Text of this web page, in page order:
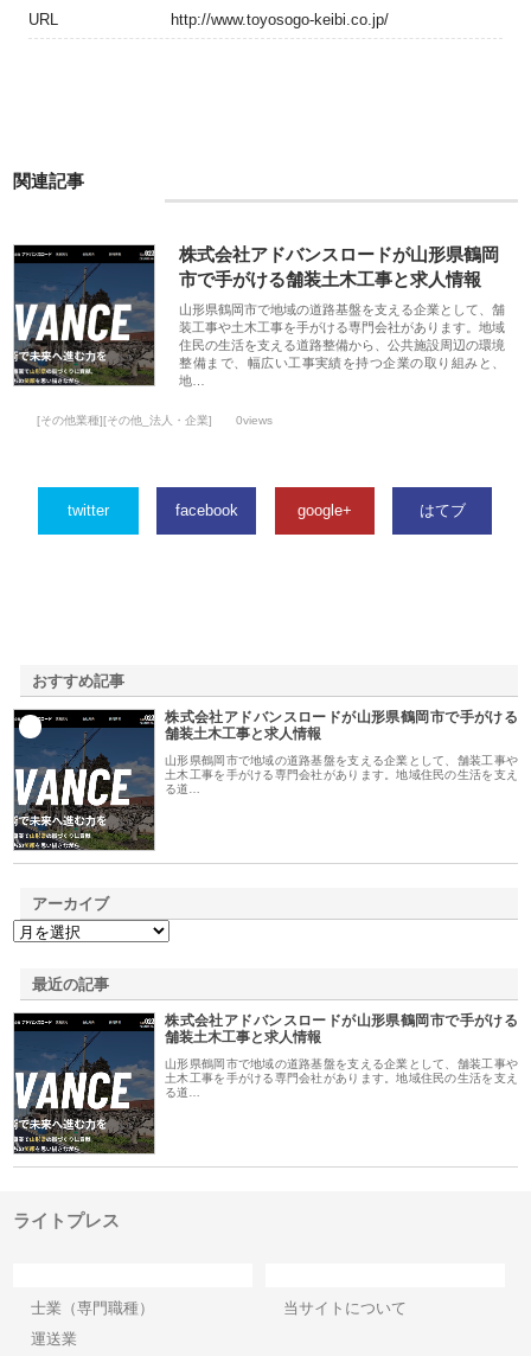
URL http://www.toyosogo-keibi.co.jp/
関連記事
株式会社アドバンスロードが山形県鶴岡
市で手がける舗装土木工事と求人情報
山形県鶴岡市で地域の道路基盤を支える企業として、舗
装工事や土木工事を手がける専門会社があります。地域
住民の生活を支える道路整備から、公共施設周辺の環境
整備まで、幅広い工事実績を持つ企業の取り組みと、
地…
[その他業種][その他_法人・企業] 0views
twitter facebook google+ はてブ
おすすめ記事
株式会社アドバンスロードが山形県鶴岡市で手がける
舗装土木工事と求人情報
山形県鶴岡市で地域の道路基盤を支える企業として、舗装工事や
土木工事を手がける専門会社があります。地域住民の生活を支え
る道…
アーカイブ
最近の記事
株式会社アドバンスロードが山形県鶴岡市で手がける
舗装土木工事と求人情報
山形県鶴岡市で地域の道路基盤を支える企業として、舗装工事や
土木工事を手がける専門会社があります。地域住民の生活を支え
る道…
ライトプレス
士業（専門職種）
運送業
当サイトについて